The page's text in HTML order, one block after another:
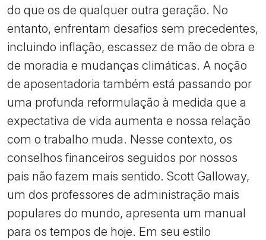
do que os de qualquer outra geração. No
entanto, enfrentam desafios sem precedentes,
incluindo inflação, escassez de mão de obra e
de moradia e mudanças climáticas. A noção
de aposentadoria também está passando por
uma profunda reformulação à medida que a
expectativa de vida aumenta e nossa relação
com o trabalho muda. Nesse contexto, os
conselhos financeiros seguidos por nossos
pais não fazem mais sentido. Scott Galloway,
um dos professores de administração mais
populares do mundo, apresenta um manual
para os tempos de hoje. Em seu estilo